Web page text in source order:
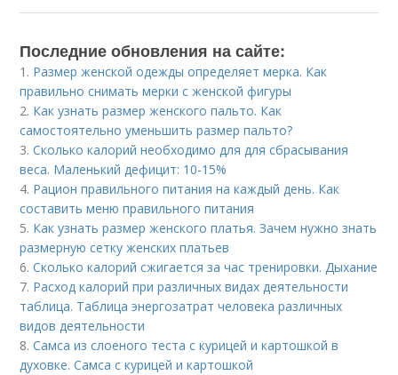
Последние обновления на сайте:
1. Размер женской одежды определяет мерка. Как
правильно снимать мерки с женской фигуры
2. Как узнать размер женского пальто. Как
самостоятельно уменьшить размер пальто?
3.Сколько калорий необходимо для для сбрасывания
веса. Маленький дефицит: 10-15%
4. Рацион правильного питания на каждый день. Как
составить меню правильного питания
5. Как узнать размер женского платья. Зачем нужно знать
размерную сетку женских платьев
6.Сколько калорий сжигается за час тренировки. Дыхание
7. Расход калорий при различных видах деятельности
таблица. Таблица энергозатрат человека различных
видов деятельности
8.Самса из слоеного теста с курицей и картошкой в
духовке. Самса с курицей и картошкой